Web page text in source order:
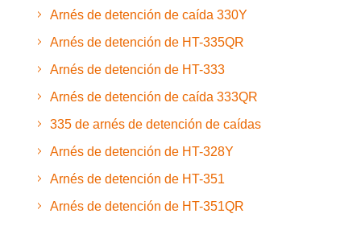
Arnés de detención de caída 330Y
Arnés de detención de HT-335QR
Arnés de detención de HT-333
Arnés de detención de caída 333QR
335 de arnés de detención de caídas
Arnés de detención de HT-328Y
Arnés de detención de HT-351
Arnés de detención de HT-351QR